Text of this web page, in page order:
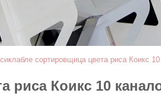
сортировщица цвета риса Коикс
риса Коикс 10